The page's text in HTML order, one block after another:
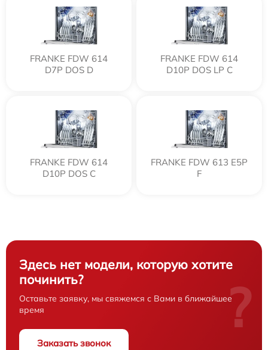
FRANKE FDW 614
D7P DOS D
FRANKE FDW 614
D10P DOS LP C
FRANKE FDW 614
D10P DOS C
FRANKE FDW 613 E5P
F
Здесь нет модели, которую хотите
починить?
Оставьте заявку, мы свяжемся с Вами в ближайшее
время
Заказать звонок
?